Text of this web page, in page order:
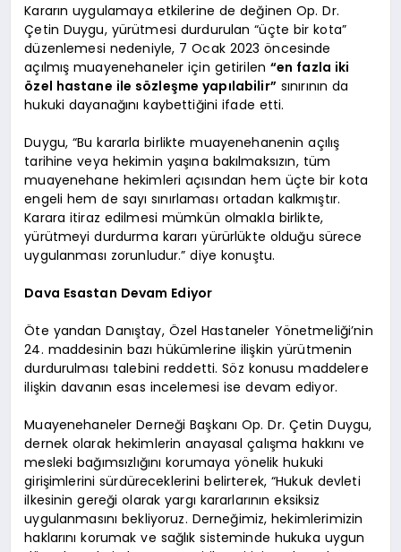
Kararın uygulamaya etkilerine de değinen Op. Dr.
Çetin Duygu, yürütmesi durdurulan “üçte bir kota”
düzenlemesi nedeniyle, 7 Ocak 2023 öncesinde
açılmış muayenehaneler için getirilen “en fazla iki
özel hastane ile sözleşme yapılabilir” sınırının da
hukuki dayanağını kaybettiğini ifade etti.
Duygu, “Bu kararla birlikte muayenehanenin açılış
tarihine veya hekimin yaşına bakılmaksızın, tüm
muayenehane hekimleri açısından hem üçte bir kota
engeli hem de sayı sınırlaması ortadan kalkmıştır.
Karara itiraz edilmesi mümkün olmakla birlikte,
yürütmeyi durdurma kararı yürürlükte olduğu sürece
uygulanması zorunludur.” diye konuştu.
Dava Esastan Devam Ediyor
Öte yandan Danıştay, Özel Hastaneler Yönetmeliği’nin
24. maddesinin bazı hükümlerine ilişkin yürütmenin
durdurulması talebini reddetti. Söz konusu maddelere
ilişkin davanın esas incelemesi ise devam ediyor.
Muayenehaneler Derneği Başkanı Op. Dr. Çetin Duygu,
dernek olarak hekimlerin anayasal çalışma hakkını ve
mesleki bağımsızlığını korumaya yönelik hukuki
girişimlerini sürdüreceklerini belirterek, “Hukuk devleti
ilkesinin gereği olarak yargı kararlarının eksiksiz
uygulanmasını bekliyoruz. Derneğimiz, hekimlerimizin
haklarını korumak ve sağlık sisteminde hukuka uygun